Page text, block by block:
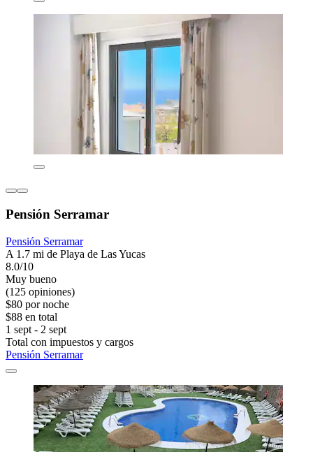
Pensión Serramar
Pensión Serramar
A 1.7 mi de Playa de Las Yucas
8.0/10
Muy bueno
(125 opiniones)
$80 por noche
$88 en total
1 sept - 2 sept
Total con impuestos y cargos
Pensión Serramar